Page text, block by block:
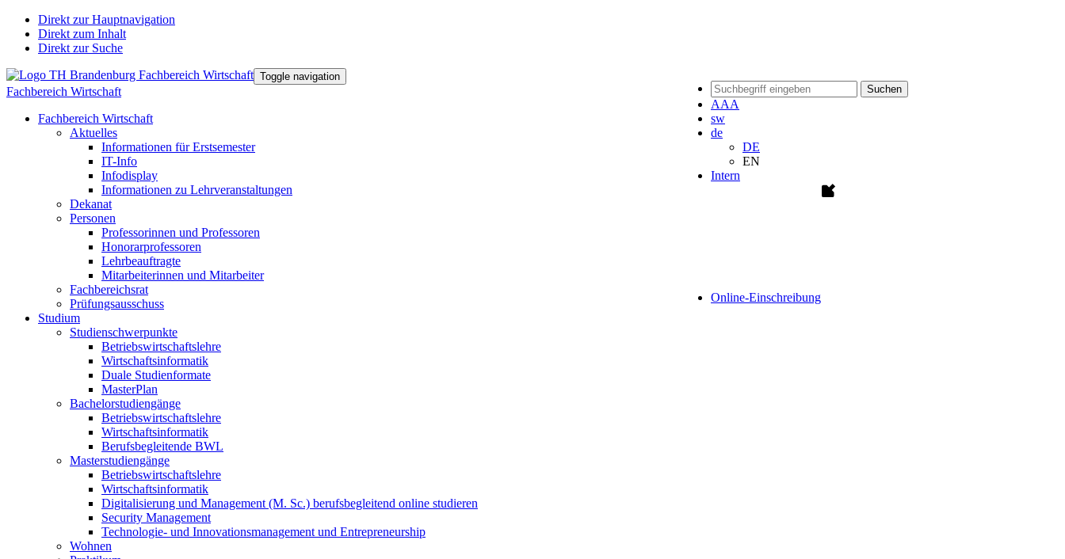
Direkt zur Hauptnavigation
Direkt zum Inhalt
Direkt zur Suche
Suchen
AAA
sw
de
DE
EN
Intern
Online-Einschreibung
Toggle navigation
Fachbereich Wirtschaft
Fachbereich Wirtschaft
Aktuelles
Informationen für Erstsemester
IT-Info
Infodisplay
Informationen zu Lehrveranstaltungen
Dekanat
Personen
Professorinnen und Professoren
Honorarprofessoren
Lehrbeauftragte
Mitarbeiterinnen und Mitarbeiter
Fachbereichsrat
Prüfungsausschuss
Studium
Studienschwerpunkte
Betriebswirtschaftslehre
Wirtschaftsinformatik
Duale Studienformate
MasterPlan
Bachelorstudiengänge
Betriebswirtschaftslehre
Wirtschaftsinformatik
Berufsbegleitende BWL
Masterstudiengänge
Betriebswirtschaftslehre
Wirtschaftsinformatik
Digitalisierung und Management (M. Sc.) berufsbegleitend online studieren
Security Management
Technologie- und Innovationsmanagement und Entrepreneurship
Wohnen